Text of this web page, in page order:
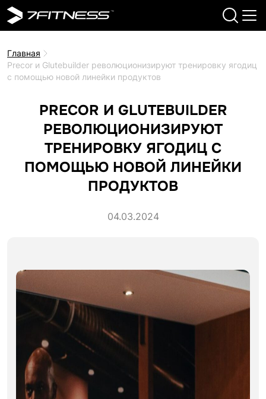
Главная
Precor и Glutebuilder революционизируют тренировку ягодиц
с помощью новой линейки продуктов
PRECOR И GLUTEBUILDER
РЕВОЛЮЦИОНИЗИРУЮТ
ТРЕНИРОВКУ ЯГОДИЦ С
ПОМОЩЬЮ НОВОЙ ЛИНЕЙКИ
ПРОДУКТОВ
04.03.2024